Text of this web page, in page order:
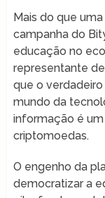
Mais do que
campanha do
educação no
representante
que o
mundo da
informação é
criptomoedas.
O engenho da
democratizar a